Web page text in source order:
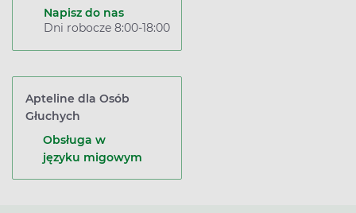
Napisz do nas
Dni robocze 8:00-18:00
Apteline dla Osób
Głuchych
Obsługa w
języku migowym